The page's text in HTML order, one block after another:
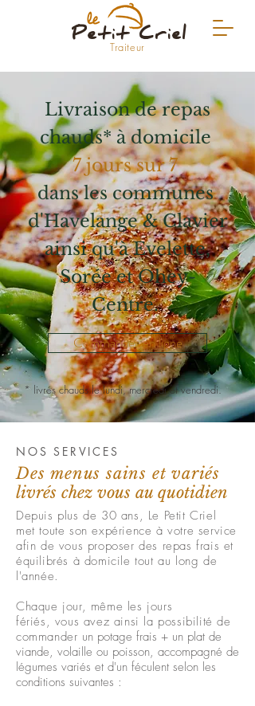
Petit Criel
Traiteur
Livraison de repas
chauds* à domicile
7 jours sur 7
dans les communes
d'Havelange & Clavier
ainsi qu'à Evelette,
Sorée et Ohey-
Centre.
Commander en ligne
* livrés chauds le lundi, mercredi et vendredi.
NOS SERVICES
Des menus sains et variés
livrés chez vous au quotidien
Depuis plus de 30 ans, Le Petit Criel
met toute son expérience à votre service
afin de vous proposer des repas frais et
équilibrés à domicile tout au long de
l'année.
Chaque jour, même les jours
fériés, vous avez ainsi la possibilité de
commander un potage frais + un plat de
viande, volaille ou poisson, accompagné de
légumes variés et d'un féculent selon les
conditions suivantes :